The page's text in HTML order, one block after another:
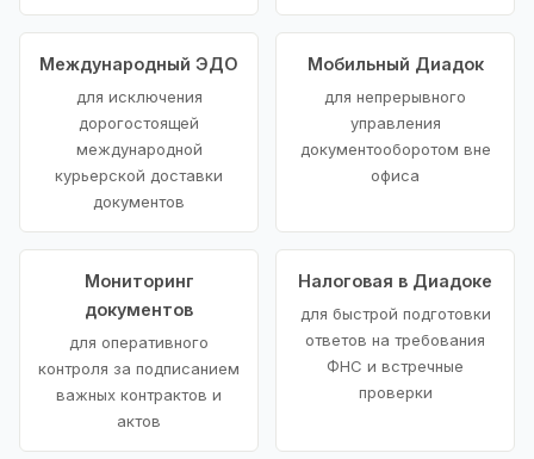
Международный ЭДО
для исключения
дорогостоящей
международной
курьерской доставки
документов
Мобильный Диадок
для непрерывного
управления
документооборотом вне
офиса
Мониторинг
документов
для оперативного
контроля за подписанием
важных контрактов и
актов
Налоговая в Диадоке
для быстрой подготовки
ответов на требования
ФНС и встречные
проверки